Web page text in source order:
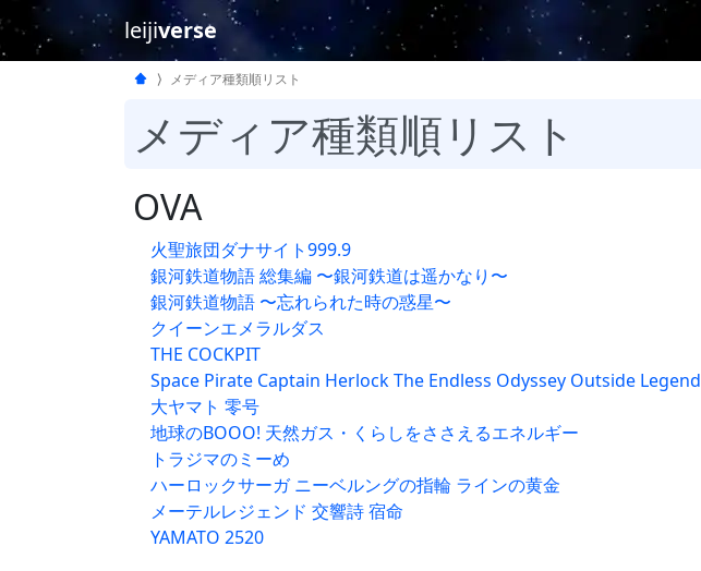
leijiverse
メディア種類順リスト
メディア種類順リスト
OVA
火聖旅団ダナサイト999.9
銀河鉄道物語 総集編 〜銀河鉄道は遥かなり〜
銀河鉄道物語 〜忘れられた時の惑星〜
クイーンエメラルダス
THE COCKPIT
Space Pirate Captain Herlock The Endless Odyssey Outside Legend
大ヤマト 零号
地球のBOOO! 天然ガス・くらしをささえるエネルギー
トラジマのミーめ
ハーロックサーガ ニーベルングの指輪 ラインの黄金
メーテルレジェンド 交響詩 宿命
YAMATO 2520